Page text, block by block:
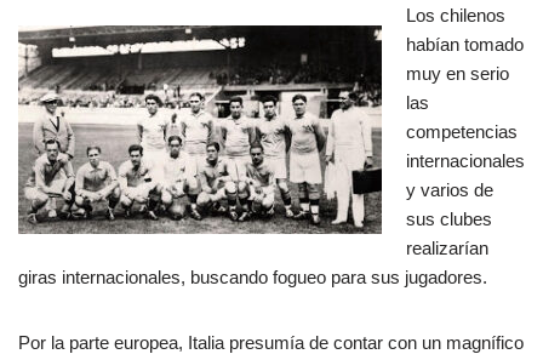
Los chilenos
habían tomado
muy en serio
las
competencias
internacionales
y varios de
sus clubes
realizarían
giras internacionales, buscando fogueo para sus jugadores.
Por la parte europea, Italia presumía de contar con un magnífico